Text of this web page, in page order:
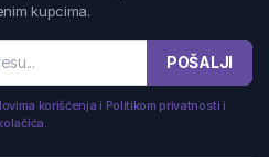
kupcima.
POŠALJI
korišćenja i Politikom privatnosti i